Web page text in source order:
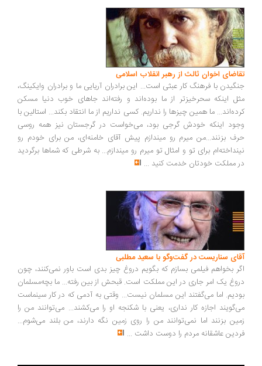
اخوان ثالث از رهبر انقلاب اسلامی
با فرهنگ کار عبثی است... این برادران آریایی ما و برادران وایکینگ،
اینکه سحرخیزتر از ما بوده‌اند و رفته‌اند جاهای خوب دنیا مسکن
ما همین چیزها را نداریم. کسی نداریم از ما انتقاد بکند... استالین با
اینکه خودش گرجی بود، می‌خواست در گرجستان نیز همه روسی
بزنند...من میرم رو میندازم پیش آقای خامنه‌ای، من برای خودم رو
برای تو و امثال تو میرم رو میندازم... به شرطی که شماها برگردید
مملکت خودتان خدمت کنید...
سناریست در گفت‌وگو با سعید مطلبی
بخواهم فیلمی بسازم که بگویم دروغ چیز بدی است باور نمی‌کنند، چون
یک امر جاری در این مملکت است. قبحش از بین رفته... ما بچه‌مسلمان
اما می‌گفتند این مسلمان نیست... وقتی به آدمی که در کار سینماست
اجازه کار نداری، یعنی با شکنجه او را می‌کشند... می‌توانند من را
بزنند اما نمی‌توانند من را روی زمین نگه دارند، من بلند می‌شوم...
عاشقانه مردم را دوست داشت ...